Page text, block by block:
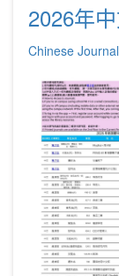
2026年
Chinese